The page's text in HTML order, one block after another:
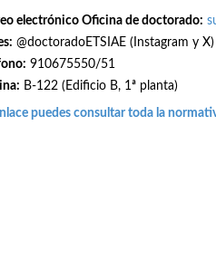
electrónico Oficina de doctorado:
: @doctoradoETSIAE (Instagram y X)
910675550/51
B-122 (Edificio B, 1ª planta)
puedes consultar toda la